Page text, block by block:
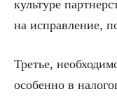
культуре
на исправление,
Третье,
особенно в